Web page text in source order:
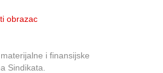
obrazac
i finansijske
Sindikata.